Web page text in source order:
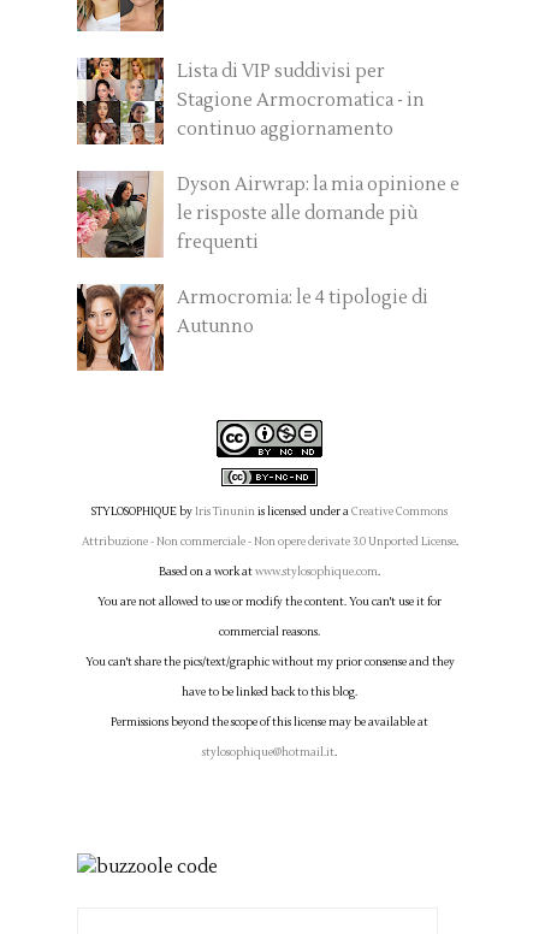
Lista di VIP suddivisi per
Stagione Armocromatica - in
continuo aggiornamento
Dyson Airwrap: la mia opinione e
le risposte alle domande più
frequenti
Armocromia: le 4 tipologie di
Autunno
STYLOSOPHIQUE byIris Tinuninis licensed under aCreative Commons
Attribuzione - Non commerciale - Non opere derivate 3.0 Unported License.
Based on a work atwww.stylosophique.com.
You are not allowed to use or modify the content. You can't use it for
commercial reasons.
You can't share the pics/text/graphic without my prior consense and they
have to be linked back to this blog.
Permissions beyond the scope of this license may be available at
stylosophique@hotmail.it.